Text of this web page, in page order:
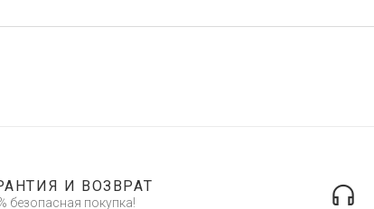
И ВОЗВРАТ
безопасная покупка!